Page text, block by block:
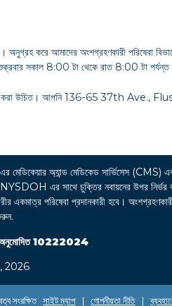
করে আমাদের অংশগ্রহণকারী পরিষেবা
সকাল 8:00 টা থেকে রাত 8:00 টা
কল করা উচিত। আপনি 136-65 37th Ave.,
অ্যান্ড মেডিকেড সার্ভিসেস
এর সাথে চুক্তির নবায়নের উপর নির্ভর
পরিষেবা প্রদানকারী হবে।
10222024
2026
সংরক্ষিত সাইট ম্যাপ | গোপনীয়তা নীতি |